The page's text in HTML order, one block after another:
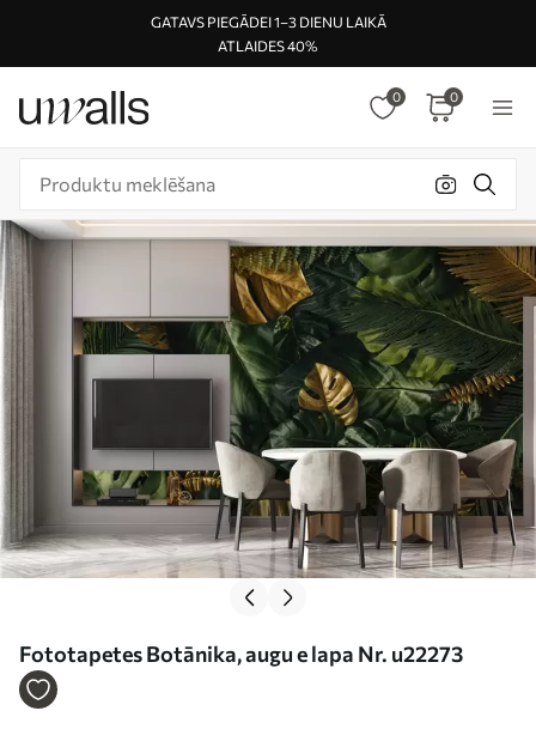
GATAVS PIEGĀDEI 1–3 DIENU LAIKĀ
ATLAIDES 40%
0 0
Fototapetes Botānika, augu e lapa Nr. u22273